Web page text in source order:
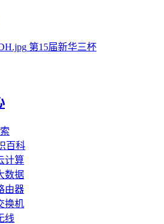
第15届新华三杯
百科
计算
数据
由器
换机
线